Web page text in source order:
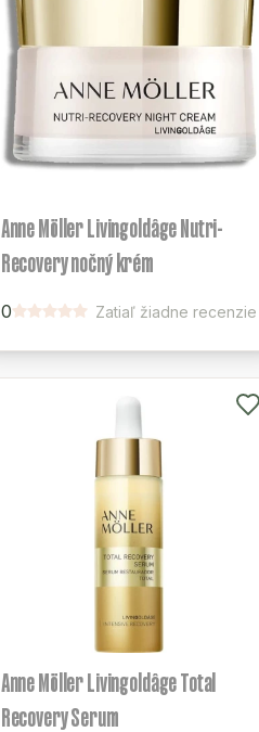
Anne Möller Livingoldâge Nutri-
Recovery nočný krém
0 Zatiaľ žiadne recenzie
Anne Möller Livingoldâge Total
Recovery Serum